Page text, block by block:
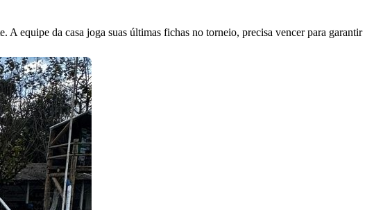
A equipe da casa joga suas últimas fichas no torneio, precisa vencer para garantir